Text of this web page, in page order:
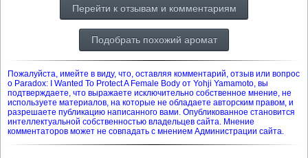
Перейти к отзывам и комментариям
Подобрать похожий аромат
Пожалуйста, имейте в виду, что, оставляя комментарий, отзыв или вопрос
о Paradox: I Wanted To Protect A Female Body от Yohji Yamamoto, вы
подтверждаете, что выражаете исключительно собственное мнение, не
используете материалов, на которые не обладаете авторским правом, и
разрешаете публикацию написанного вами. Опубликованное становится
интеллектуальной собственностью владельцев сайта. Мнение
комментаторов может не совпадать с мнением Администрации сайта.